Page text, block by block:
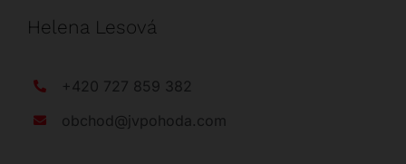
Helena Lesová
+420 727 859 382
obchod@jvpohoda.com